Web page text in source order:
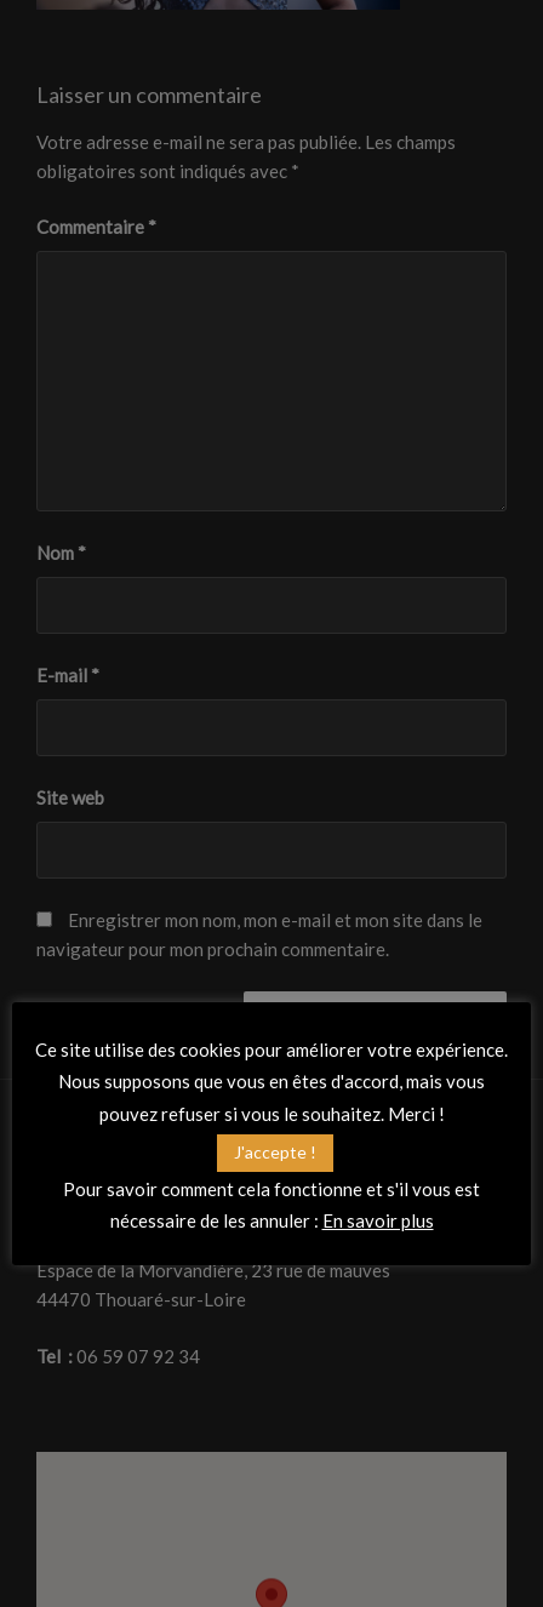
Laisser un commentaire
Votre adresse e-mail ne sera pas publiée. Les champs
obligatoires sont indiqués avec *
Commentaire *
Nom *
E-mail *
Site web
Enregistrer mon nom, mon e-mail et mon site dans le
navigateur pour mon prochain commentaire.
Espace de la Morvandière, 23 rue de mauves
44470 Thouaré-sur-Loire
Tel :06 59 07 92 34
Ce site utilise des cookies pour améliorer votre expérience.
Nous supposons que vous en êtes d'accord, mais vous
pouvez refuser si vous le souhaitez. Merci !
J'accepte !
Pour savoir comment cela fonctionne et s'il vous est
nécessaire de les annuler : En savoir plus